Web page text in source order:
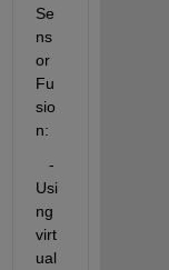
Se
ns
or
Fu
sio
n:
   -
Usi
ng
virt
ual